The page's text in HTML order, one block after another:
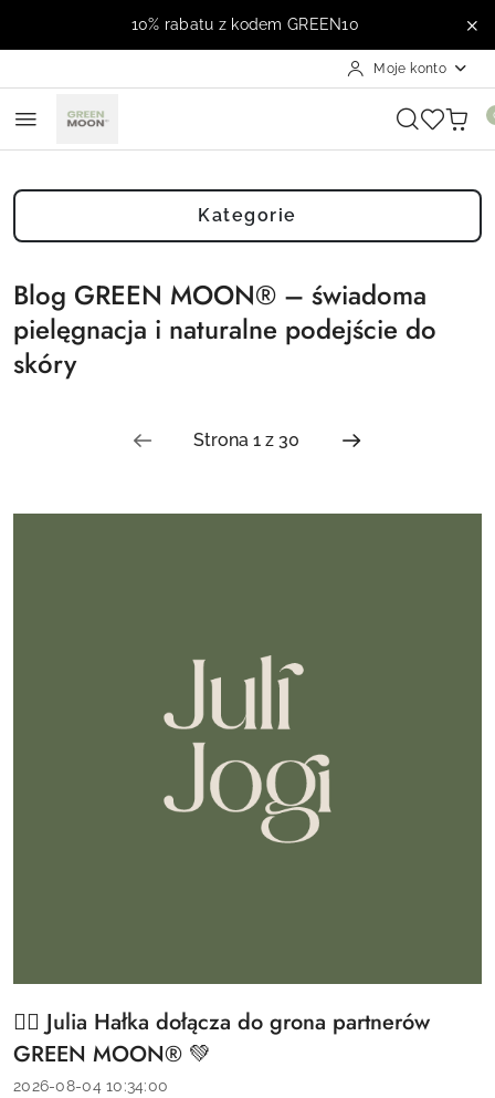
Przejdź do treści głównej
Przejdź do wyszukiwarki
Przejdź do moje konto
Przejdź do menu głównego
Przejdź do stopki10% rabatu z kodem GREEN10
Moje konto
Kategorie
Blog GREEN MOON® – świadoma
pielęgnacja i naturalne podejście do
skóry
Tytuł
artykułu:
🧘‍♀️ Julia Hałka dołącza do grona partnerów
GREEN MOON® 💚
Data
2026-08-04 10:34:00